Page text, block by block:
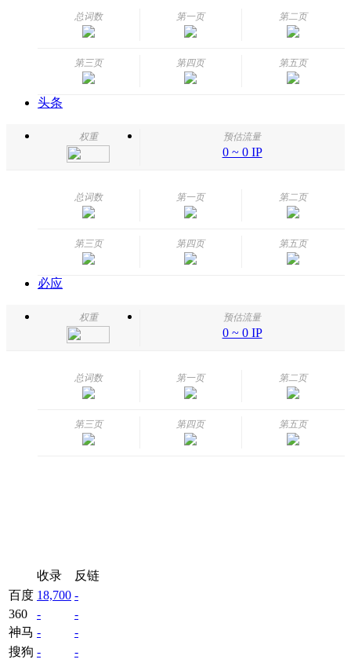
总词数 第一页 第二页
第三页 第四页 第五页
头条
权重 预估流量
0 ~ 0 IP
总词数 第一页 第二页
第三页 第四页 第五页
必应
权重 预估流量
0 ~ 0 IP
总词数 第一页 第二页
第三页 第四页 第五页
收录
反链
百度 18,700 -
360
-
-
神马 -
-
搜狗 -
-